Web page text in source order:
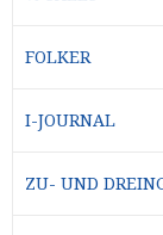
FOLKER
I-JOURNAL
ZU- UND